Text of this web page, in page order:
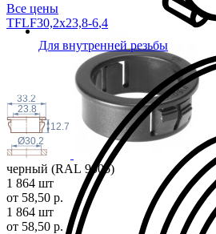
Для внутренней резьбы
Все цены
TFLF30,2x23,8-6,4
12.7
Ø30.2
23.8
33.2
черный (RAL 9005)
1 864 шт
от 58,50 р.
1 864 шт
от 58,50 р.